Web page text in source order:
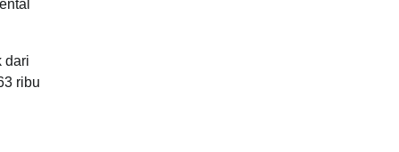
dari
ribu